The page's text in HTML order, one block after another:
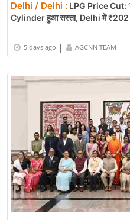
Delhi / Delhi : LPG Price Cut:
Cylinder हुआ सस्ता, Delhi में ₹202
5 days ago | AGCNN TEAM